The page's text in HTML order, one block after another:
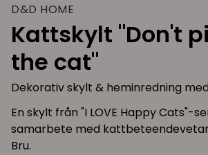
D&D HOME
Kattskylt "Don't
the cat"
Dekorativ skylt & heminredning
En skylt från "I LOVE Happy Cats"-
samarbete med
Bru.